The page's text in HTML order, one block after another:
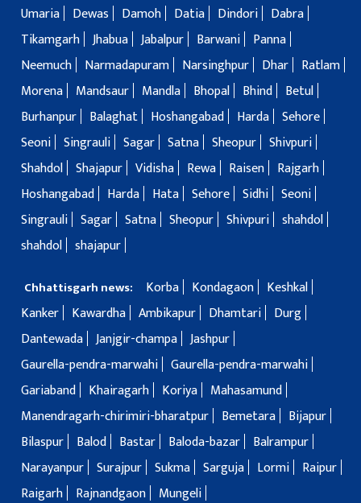
Umaria
Dewas Damoh Datia Dindori
Dabra
Tikamgarh Jhabua Jabalpur Barwani
Panna
Neemuch
Narmadapuram Narsinghpur Dhar
Ratlam
Morena
Mandsaur Mandla Bhopal Bhind
Betul
Burhanpur
Balaghat Hoshangabad Harda Sehore
Seoni Singrauli Sagar Satna Sheopur Shivpuri
Shahdol Shajapur Vidisha Rewa Raisen
Rajgarh
Hoshangabad
Harda Hata Sehore Sidhi Seoni
Singrauli Sagar Satna Sheopur Shivpuri shahdol
shahdol shajapur
Chhattisgarh news: Korba Kondagaon
Keshkal
Kanker
Kawardha Ambikapur Dhamtari
Durg
Dantewada Janjgir-champa Jashpur
Gaurella-pendra-marwahi Gaurella-pendra-marwahi
Gariaband
Khairagarh Koriya
Mahasamund
Manendragarh-chirimiri-bharatpur
Bemetara
Bijapur
Bilaspur
Balod Bastar Baloda-bazar
Balrampur
Narayanpur Surajpur Sukma Sarguja Lormi
Raipur
Raigarh
Rajnandgaon Mungeli